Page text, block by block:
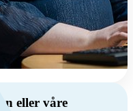
eller våre